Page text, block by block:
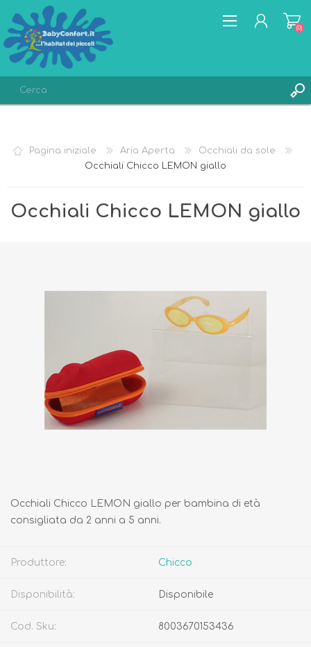
LISTA DEI DESIDERI
(0)
Pagina iniziale Aria Aperta
Occhiali da sole
Occhiali Chicco LEMON giallo
Occhiali Chicco LEMON giallo
Occhiali Chicco LEMON giallo per bambina di età
consigliata da 2 anni a 5 anni.
Produttore: Chicco
Disponibilità: Disponibile
Cod. Sku: 8003670153436